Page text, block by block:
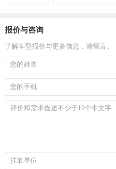
报价与咨询
了解车型报价与更多信息，请留言。